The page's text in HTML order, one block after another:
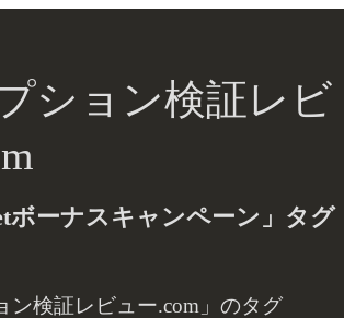
ション検証レビ
ボーナスキャンペーン」タグ
ン検証レビュー.com」のタグ